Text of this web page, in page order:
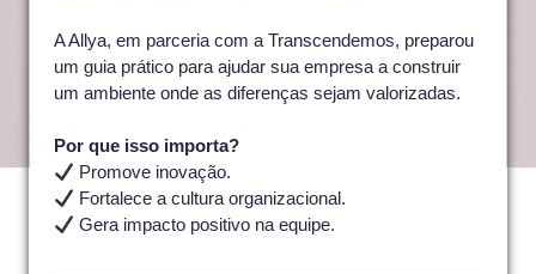
A Allya, em parceria com a Transcendemos, preparou
um guia prático para ajudar sua empresa a construir
um ambiente onde as diferenças sejam valorizadas.
Por que isso importa?
Promove inovação.
Fortalece a cultura organizacional.
Gera impacto positivo na equipe.
25 De Agosto De 2023
Veja os 3 principais pilares da
Início»Veja os 3 principais pilares da Cultura
Organizacional!